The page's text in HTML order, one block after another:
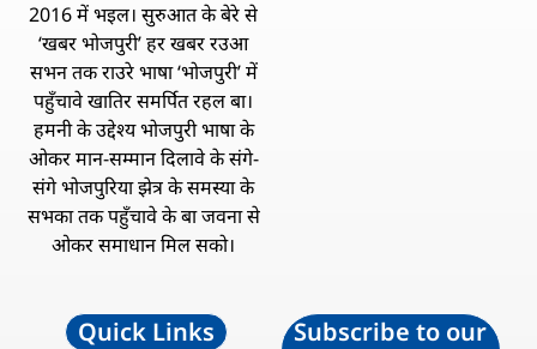
2016 में भइल। सुरुआत के बेरे से
‘खबर भोजपुरी’ हर खबर रउआ
सभन तक राउरे भाषा ‘भोजपुरी’ में
पहुँचावे खातिर समर्पित रहल बा।
हमनी के उद्देश्य भोजपुरी भाषा के
ओकर मान-सम्मान दिलावे के संगे-
संगे भोजपुरिया झेत्र के समस्या के
सभका तक पहुँचावे के बा जवना से
ओकर समाधान मिल सको।
Quick Links
Subscribe to our